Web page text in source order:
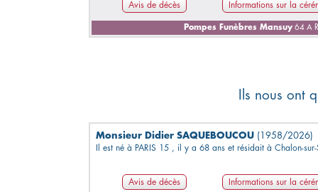
Avis de décès Informations sur la
Pompes Funèbres Mansuy 64 A
Ils nous ont
Monsieur Didier SAQUEBOUCOU (1958/2026)
Il est né à PARIS 15 , il y a 68 ans et résidait à Chalon-
Avis de décès Informations sur la